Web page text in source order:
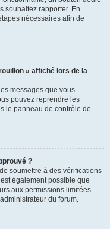
souhaitez rapporter. En
nécessaires afin de
» affiché lors de la
messages que vous
pouvez reprendre les
le panneau de contrôle de
?
soumettre à des vérifications
également possible que
aux permissions limitées.
du forum.